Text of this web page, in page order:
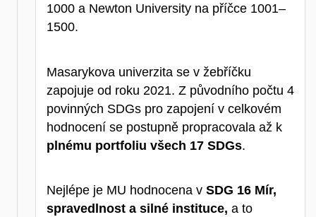
1000 a Newton University na příčce 1001–
1500.
Masarykova univerzita se v žebříčku
zapojuje od roku 2021. Z původního počtu 4
povinných SDGs pro zapojení v celkovém
hodnocení se postupně propracovala až k
plnému portfoliu všech 17 SDGs.
Nejlépe je MU hodnocena v SDG 16 Mír,
spravedlnost a silné instituce, a to